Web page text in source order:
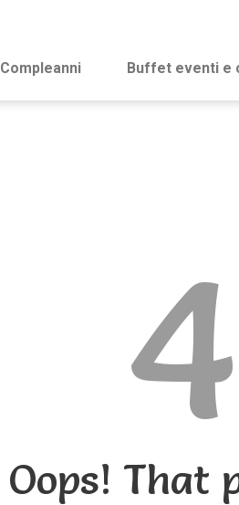
Compleanni Buffet eventi e
Oops! That